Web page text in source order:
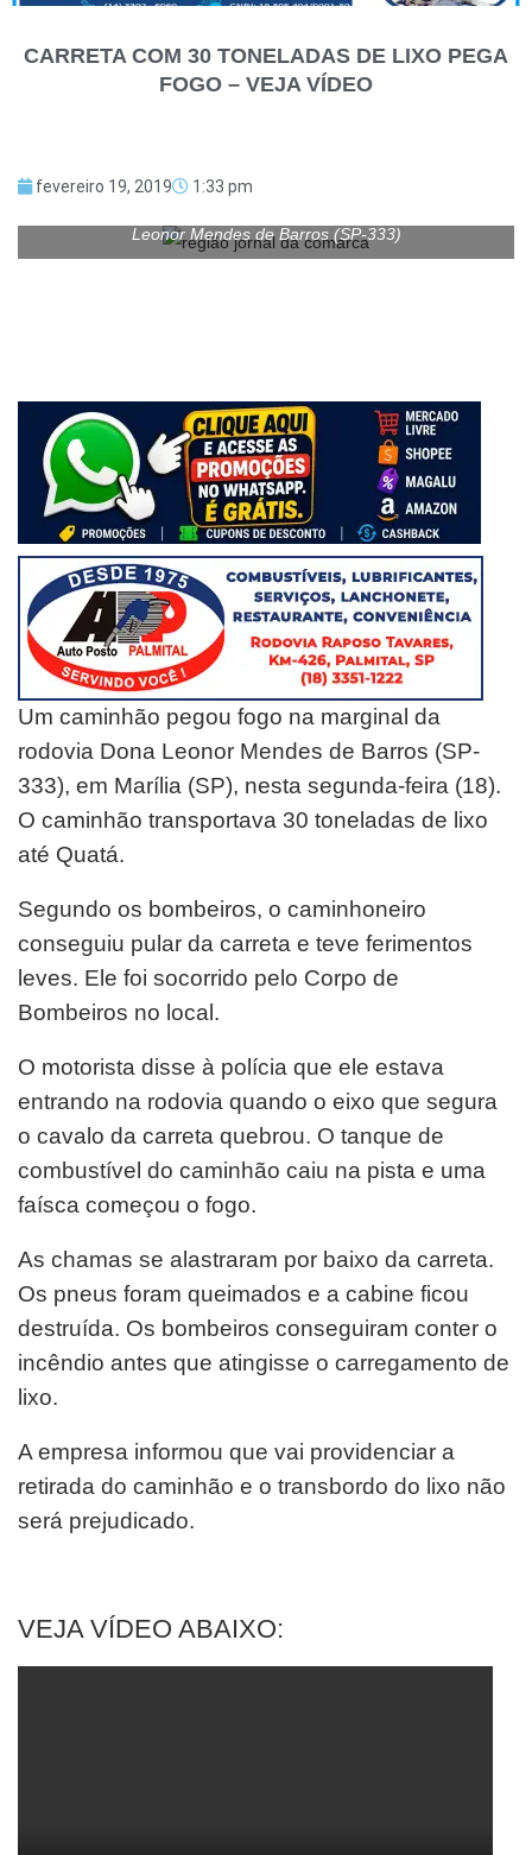
CARRETA COM 30 TONELADAS DE LIXO PEGA
FOGO – VEJA VÍDEO
fevereiro 19, 2019
1:33 pm
Leonor Mendes de Barros (SP-333)
Um caminhão pegou fogo na marginal da
rodovia Dona Leonor Mendes de Barros (SP-
333), em Marília (SP), nesta segunda-feira (18).
O caminhão transportava 30 toneladas de lixo
até Quatá.
Segundo os bombeiros, o caminhoneiro
conseguiu pular da carreta e teve ferimentos
leves. Ele foi socorrido pelo Corpo de
Bombeiros no local.
O motorista disse à polícia que ele estava
entrando na rodovia quando o eixo que segura
o cavalo da carreta quebrou. O tanque de
combustível do caminhão caiu na pista e uma
faísca começou o fogo.
As chamas se alastraram por baixo da carreta.
Os pneus foram queimados e a cabine ficou
destruída. Os bombeiros conseguiram conter o
incêndio antes que atingisse o carregamento de
lixo.
A empresa informou que vai providenciar a
retirada do caminhão e o transbordo do lixo não
será prejudicado.
VEJA VÍDEO ABAIXO: